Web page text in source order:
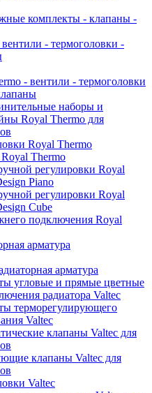
комплекты - клапаны -
- термоголовки -
- вентили - термоголовки
наборы и
Royal Thermo для
Royal Thermo
Thermo
регулировки Royal
Piano
регулировки Royal
Cube
подключения Royal
арматура
арматура
угловые и прямые цветные
радиатора Valtec
терморегулирующего
Valtec
клапаны Valtec для
клапаны Valtec для
Valtec